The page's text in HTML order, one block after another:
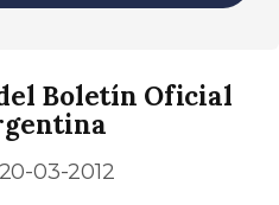
del Boletín Oficial
20-03-2012